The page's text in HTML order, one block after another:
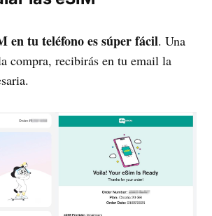
en tu teléfono es súper fácil. Una
compra, recibirás en tu email la